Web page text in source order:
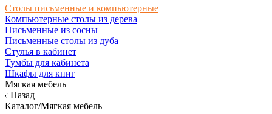
Столы письменные и компьютерные
Компьютерные столы из дерева
Письменные из сосны
Письменные столы из дуба
Стулья в кабинет
Тумбы для кабинета
Шкафы для книг
Мягкая мебель
Назад
Каталог/Мягкая мебель